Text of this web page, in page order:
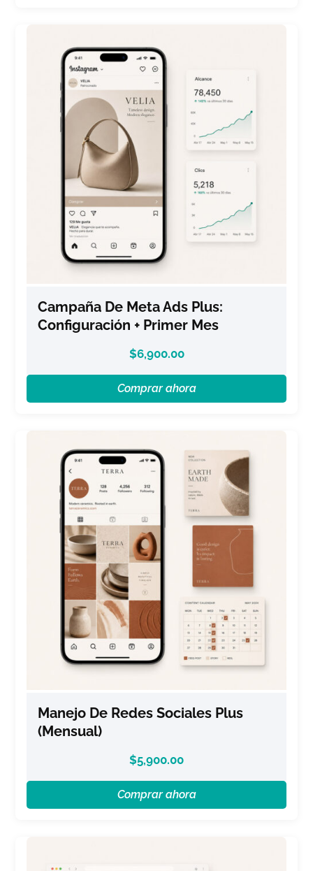
Campaña De Meta Ads Plus:
Configuración + Primer Mes
$6,900.00
Comprar ahora
Manejo De Redes Sociales Plus
(Mensual)
$5,900.00
Comprar ahora